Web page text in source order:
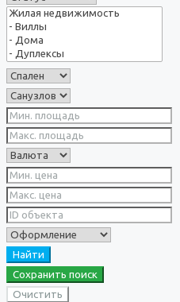
Найти
Сохранить поиск
Очистить